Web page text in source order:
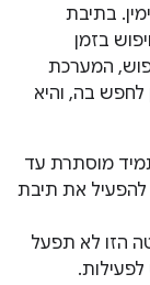
בתיבת
בזמן
המערכת
בה, והיא
מוסתרת עד
את תיבת
הזו לא תפעל